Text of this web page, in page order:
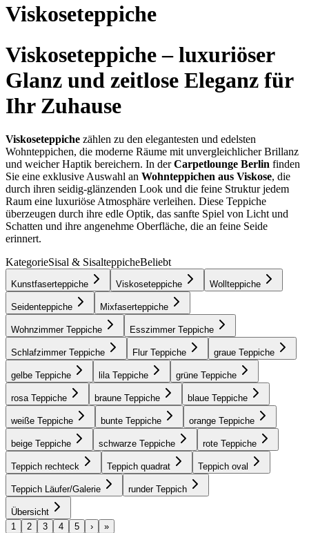
Viskoseteppiche
Viskoseteppiche – luxuriöser
Glanz und zeitlose Eleganz für
Ihr Zuhause
Viskoseteppiche zählen zu den elegantesten und edelsten
Wohnteppichen, die moderne Räume mit unvergleichlicher Brillanz
und weicher Haptik bereichern. In derCarpetlounge Berlin finden
Sie eine exklusive Auswahl an Wohnteppichen aus Viskose, die
durch ihren seidig-glänzenden Look und die feine Struktur jedem
Raum eine luxuriöse Atmosphäre verleihen. Diese Teppiche
überzeugen durch ihre edle Optik, das sanfte Spiel von Licht und
Schatten und ihre angenehme Oberfläche, die an feine Seide
erinnert.
KategorieSisal & SisalteppicheBeliebt
Kunstfaserteppiche Viskoseteppiche Wollteppiche
Seidenteppiche Mixfaserteppiche
Wohnzimmer Teppiche Esszimmer Teppiche
Schlafzimmer Teppiche Flur Teppiche graue Teppiche
gelbe Teppiche lila Teppiche grüne Teppiche
rosa Teppiche braune Teppiche blaue Teppiche
weiße Teppiche bunte Teppiche orange Teppiche
beige Teppiche schwarze Teppiche rote Teppiche
Teppich rechteck Teppich quadrat Teppich oval
Teppich Läufer/Galerie runder Teppich
Übersicht
1
2 3 4 5 › »